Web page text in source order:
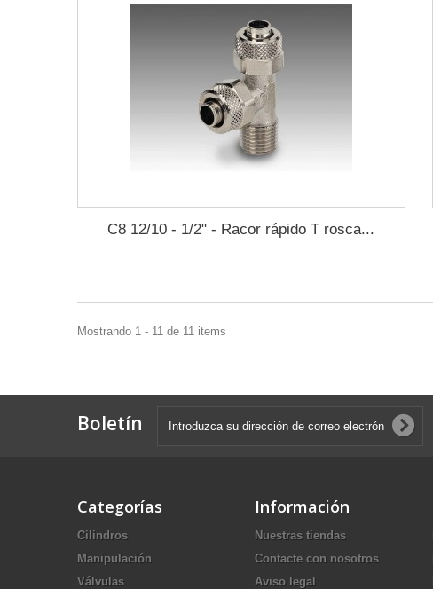
C8 12/10 - 1/2" - Racor rápido T rosca...
Mostrando 1 - 11 de 11 items
Boletín
Categorías
Cilindros
Manipulación
Válvulas
Información
Nuestras tiendas
Contacte con nosotros
Aviso legal